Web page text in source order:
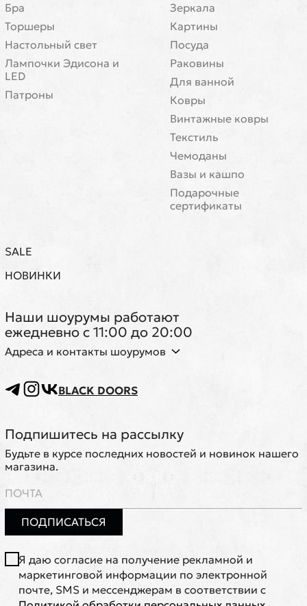
Бра
Торшеры
Настольный свет
Лампочки Эдисона и
LED
Патроны
Зеркала
Картины
Посуда
Раковины
Для ванной
Ковры
Винтажные ковры
Текстиль
Чемоданы
Вазы и кашпо
Подарочные
сертификаты
SALE
НОВИНКИ
Наши шоурумы работают
ежедневно с 11:00 до 20:00
Адреса и контакты шоурумов
BLACK DOORS
Подпишитесь на рассылку
Будьте в курсе последних новостей и новинок нашего
магазина.
ПОДПИСАТЬСЯ
Я даю согласие на получение рекламной и
маркетинговой информации по электронной
почте, SMS и мессенджерам в соответствии с